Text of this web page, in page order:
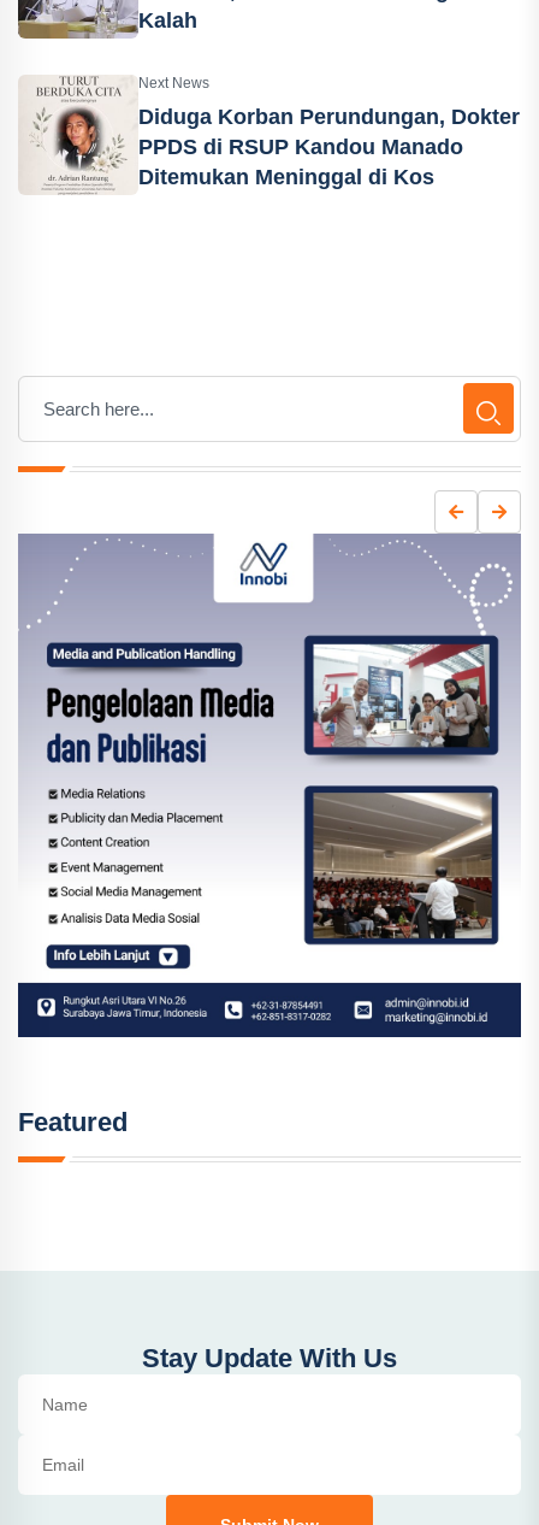
Kalah
Next News
Diduga Korban Perundungan, Dokter
PPDS di RSUP Kandou Manado
Ditemukan Meninggal di Kos
Featured
Stay Update With Us